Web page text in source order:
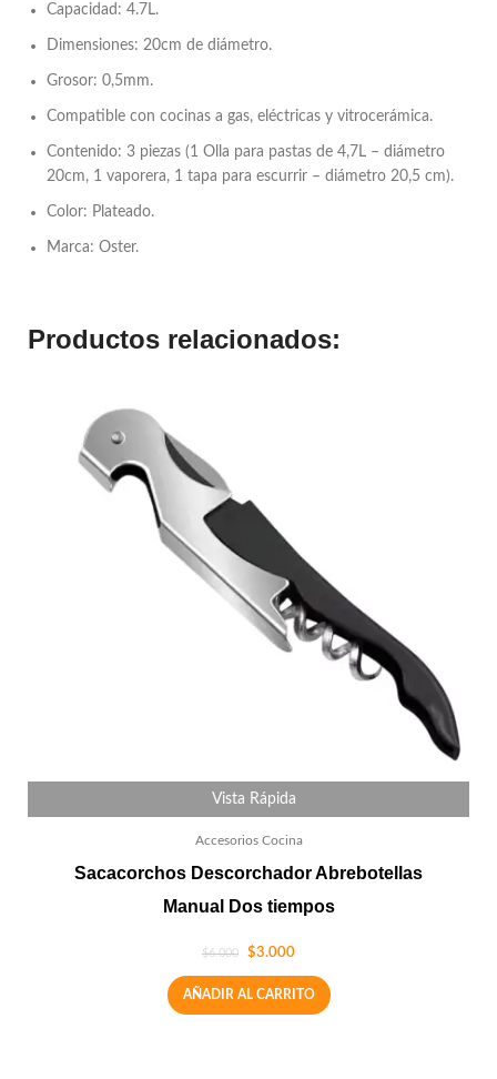
Capacidad: 4.7L.
Dimensiones: 20cm de diámetro.
Grosor: 0,5mm.
Compatible con cocinas a gas, eléctricas y vitrocerámica.
Contenido: 3 piezas (1 Olla para pastas de 4,7L – diámetro
20cm, 1 vaporera, 1 tapa para escurrir – diámetro 20,5 cm).
Color: Plateado.
Marca: Oster.
Productos relacionados:
Vista Rápida
Accesorios Cocina
Sacacorchos Descorchador Abrebotellas
Manual Dos tiempos
$6.000 $3.000
AÑADIR AL CARRITO